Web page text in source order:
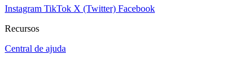
Instagram TikTok X (Twitter) Facebook
Recursos
Central de ajuda